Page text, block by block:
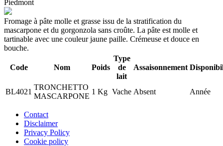
Piedmont
Fromage à pâte molle et grasse issu de la stratification du
mascarpone et du gorgonzola sans croûte. La pâte est molle et
tartinable avec une couleur jaune paille. Crémeuse et douce en
bouche.
Code Nom Poids
Type
de
lait
Assaisonnement
BL4021
TRONCHETTO
MASCARPONE
1 Kg Vache Absent Année
Contact
Disclaimer
Privacy Policy
Cookie policy